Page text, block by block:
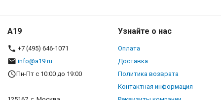
A19
+7 (495) 646-1071
info@a19.ru
Пн-Пт с 10:00 до 19:00
Узнайте о нас
Оплата
Доставка
Политика возврата
Контактная информация